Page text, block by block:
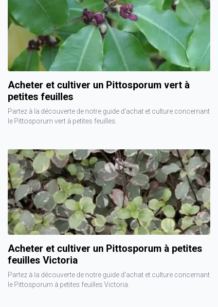
Acheter et cultiver un Pittosporum vert à
petites feuilles
Partez à la découverte de notre guide d'achat et culture concernant
le Pittosporum vert à petites feuilles.
Acheter et cultiver un Pittosporum à petites
feuilles Victoria
Partez à la découverte de notre guide d'achat et culture concernant
le Pittosporum à petites feuilles Victoria.